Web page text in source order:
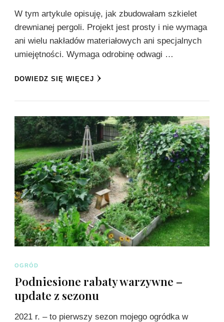
W tym artykule opisuję, jak zbudowałam szkielet
drewnianej pergoli. Projekt jest prosty i nie wymaga
ani wielu nakładów materiałowych ani specjalnych
umiejętności. Wymaga odrobinę odwagi …
DOWIEDZ SIĘ WIĘCEJ
OGRÓD
Podniesione rabaty warzywne –
update z sezonu
2021 r. – to pierwszy sezon mojego ogródka w